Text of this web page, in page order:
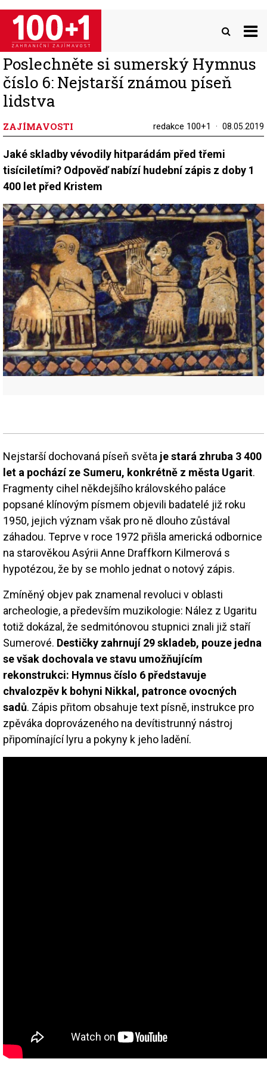
Přejít
hlavnímu
obsahu
Poslechněte si sumerský Hymnus
číslo 6: Nejstarší známou píseň
lidstva
ZAJÍMAVOSTI redakce 100+1 08.05.2019
Jaké skladby vévodily hitparádám před třemi
tisíciletími? Odpověď nabízí hudební zápis z doby 1
400 let před Kristem
Nejstarší dochovaná píseň světa je stará zhruba 3 400
let a pochází ze Sumeru, konkrétně z města Ugarit.
Fragmenty cihel někdejšího královského paláce
popsané klínovým písmem objevili badatelé již roku
1950, jejich význam však pro ně dlouho zůstával
záhadou. Teprve v roce 1972 přišla americká odbornice
na starověkou Asýrii Anne Draffkorn Kilmerová s
hypotézou, že by se mohlo jednat o notový zápis.
Zmíněný objev pak znamenal revoluci v oblasti
archeologie, a především muzikologie: Nález z Ugaritu
totiž dokázal, že sedmitónovou stupnici znali již staří
Sumerové. Destičky zahrnují 29 skladeb, pouze jedna
se však dochovala ve stavu umožňujícím
rekonstrukci: Hymnus číslo 6 představuje
chvalozpěv k bohyni Nikkal, patronce ovocných
sadů. Zápis přitom obsahuje text písně, instrukce pro
zpěváka doprovázeného na devítistrunný nástroj
připomínající lyru a pokyny k jeho ladění.